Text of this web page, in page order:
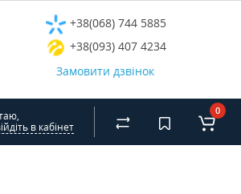
+38(068) 744 5885
+38(093) 407 4234
Замовити дзвінок
в кабінет
0